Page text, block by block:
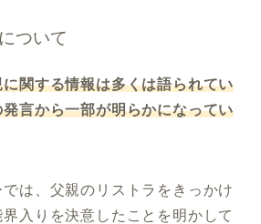
ついて
に関する情報は多くは語られてい
言から一部が明らかになってい
は、父親のリストラをきっかけ
入りを決意したことを明かして